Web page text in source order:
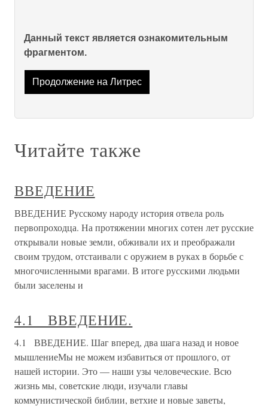
Данный текст является ознакомительным
фрагментом.
Продолжение на Литрес
Читайте также
ВВЕДЕНИЕ
ВВЕДЕНИЕ Русскому народу история отвела роль
первопроходца. На протяжении многих сотен лет русские
открывали новые земли, обживали их и преображали
своим трудом, отстаивали с оружием в руках в борьбе с
многочисленными врагами. В итоге русскими людьми
были заселены и
4.1 ВВЕДЕНИЕ.
4.1 ВВЕДЕНИЕ. Шаг вперед, два шага назад и новое
мышлениеМы не можем избавиться от прошлого, от
нашей истории. Это — наши узы человеческие. Всю
жизнь мы, советские люди, изучали главы
коммунистической библии, ветхие и новые заветы,